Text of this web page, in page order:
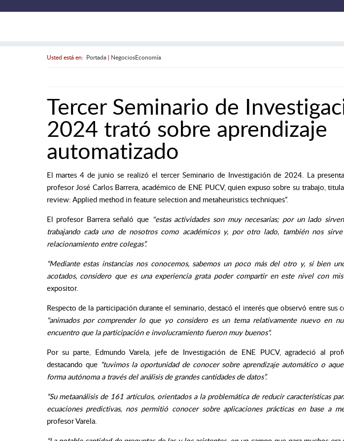
Usted está en: Portada| NegociosEconomía
Tercer Seminario de
2024 trató sobre aprendizaje
automatizado
El martes 4 de junio se realizó el tercer Seminario de Investigación de 2024. La
profesor José Carlos Barrera, académico de ENE PUCV, quien expuso sobre su trabajo,
review: Applied method in feature selection and metaheuristics techniques”.
El profesor Barrera señaló que "estas actividades son muy necesarias; por un lado
trabajando cada uno de nosotros como académicos y, por otro lado, también nos
relacionamiento entre colegas”.
“Mediante estas instancias nos conocemos, sabemos un poco más del otro y, si bien
acotados, considero que es una experiencia grata poder compartir en este nivel con mis
expositor.
Respecto de la participación durante el seminario, destacó el interés que observó entre sus
“animados por comprender lo que yo considero es un tema relativamente nuevo en
encuentro que la participación e involucramiento fueron muy buenos".
Por su parte, Edmundo Varela, jefe de Investigación de ENE PUCV, agradeció al
destacando que “tuvimos la oportunidad de conocer sobre aprendizaje automático o
forma autónoma a través del análisis de grandes cantidades de datos”.
“Su metaanálisis de 161 artículos, orientados a la problemática de reducir características
ecuaciones predictivas, nos permitió conocer sobre aplicaciones prácticas en base a
profesor Varela.